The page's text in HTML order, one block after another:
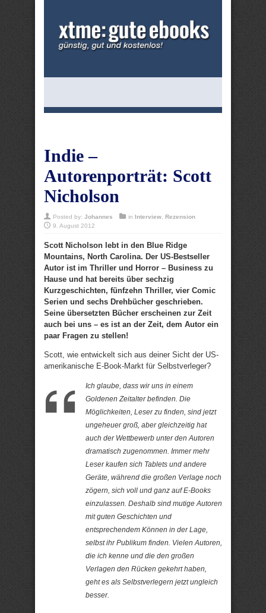
Indie –
Autorenporträt: Scott
Nicholson
Posted by: Johannes in Interview Rezension
9. August 2012
Scott Nicholson lebt in den Blue Ridge
Mountains, North Carolina. Der US-Bestseller
Autor ist im Thriller und Horror – Business zu
Hause und hat bereits über sechzig
Kurzgeschichten, fünfzehn Thriller, vier Comic
Serien und sechs Drehbücher geschrieben.
Seine übersetzten Bücher erscheinen zur Zeit
auch bei uns – es ist an der Zeit, dem Autor ein
paar Fragen zu stellen!
Scott, wie entwickelt sich aus deiner Sicht der US-
amerikanische E-Book-Markt für Selbstverleger?
Ich glaube, dass wir uns in einem
Goldenen Zeitalter befinden. Die
Möglichkeiten, Leser zu finden, sind jetzt
ungeheuer groß, aber gleichzeitig hat
auch der Wettbewerb unter den Autoren
dramatisch zugenommen. Immer mehr
Leser kaufen sich Tablets und andere
Geräte, während die großen Verlage noch
zögern, sich voll und ganz auf E-Books
einzulassen. Deshalb sind mutige Autoren
mit guten Geschichten und
entsprechendem Können in der Lage,
selbst ihr Publikum finden. Vielen Autoren,
die ich kenne und die den großen
Verlagen den Rücken gekehrt haben,
geht es als Selbstverlegern jetzt ungleich
besser.